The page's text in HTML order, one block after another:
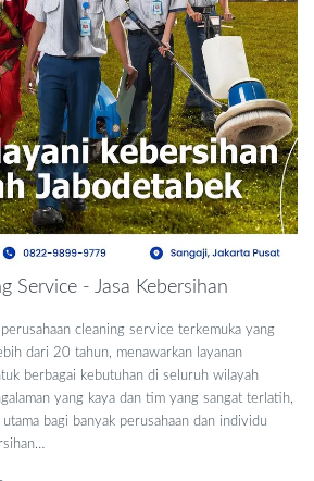
Service - Jasa Kebersihan
cleaning service terkemuka yang
dari 20 tahun, menawarkan layanan
berbagai kebutuhan di seluruh wilayah
yang kaya dan tim yang sangat terlatih,
bagi banyak perusahaan dan individu